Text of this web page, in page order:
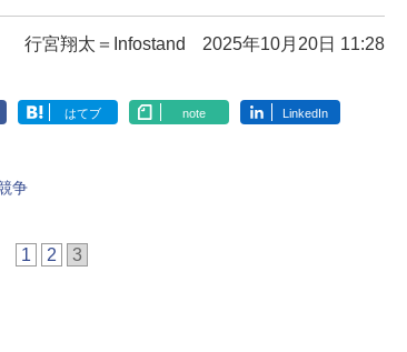
行宮翔太＝Infostand 2025年10月20日 11:28
はてブ note LinkedIn
争
1 2 3